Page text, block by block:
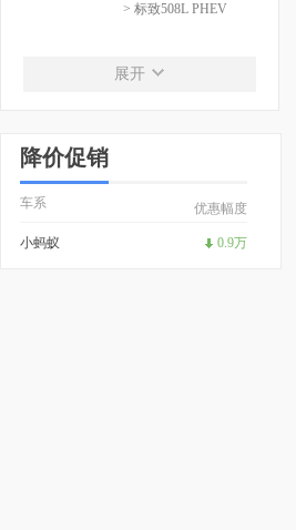
> 标致508L PHEV
奇瑞风云
展开
降价促销
车系 优惠幅度
小蚂蚁 0.9万